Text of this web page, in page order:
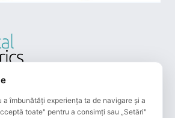
îmbunătăți experiența ta de navigare și a
toate" pentru a consimți sau „Setări"